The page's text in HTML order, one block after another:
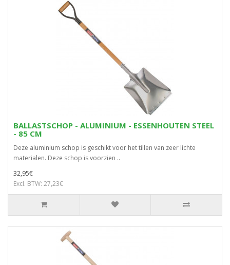
BALLASTSCHOP - ALUMINIUM - ESSENHOUTEN STEEL
- 85 CM
Deze aluminium schop is geschikt voor het tillen van zeer lichte
materialen. Deze schop is voorzien ..
32,95€
Excl. BTW: 27,23€